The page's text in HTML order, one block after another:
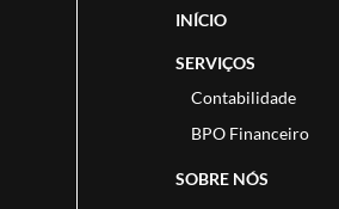
INÍCIO
SERVIÇOS
Contabilidade
BPO Financeiro
SOBRE NÓS